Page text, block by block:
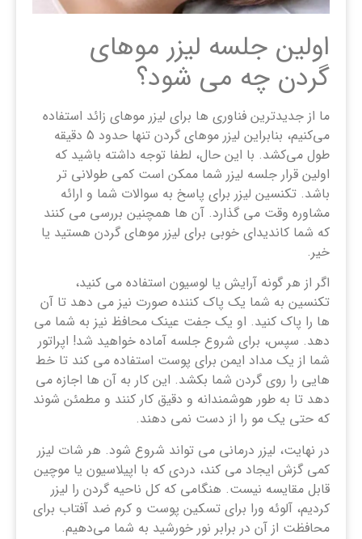
اولین جلسه لیزر موهای
گردن چه می شود؟
ما از جدیدترین فناوری‌ ها برای لیزر موهای زائد استفاده
می‌کنیم، بنابراین لیزر موهای گردن تنها حدود 5 دقیقه
طول می‌کشد. با این حال، لطفا توجه داشته باشید که
اولین قرار جلسه لیزر شما ممکن است کمی طولانی تر
باشد. تکنسین لیزر برای پاسخ به سوالات شما و ارائه
مشاوره وقت می گذارد. آن ها همچنین بررسی می کنند
که شما کاندیدای خوبی برای لیزر موهای گردن هستید یا
خیر.
اگر از هر گونه آرایش یا لوسیون استفاده می کنید،
تکنسین به شما یک پاک کننده صورت نیز می دهد تا آن
ها را پاک کنید. او یک جفت عینک محافظ نیز به شما می
دهد. سپس، برای شروع جلسه آماده خواهید شد! اپراتور
شما از یک مداد ایمن برای پوست استفاده می کند تا خط
هایی را روی گردن شما بکشد. این کار به آن ها اجازه می
دهد تا به طور هوشمندانه و دقیق کار کنند و مطمئن شوند
که حتی یک مو را از دست نمی دهند.
در نهایت، لیزر درمانی می تواند شروع شود. هر شات لیزر
کمی گزش ایجاد می کند، دردی که با اپیلاسیون یا موچین
قابل مقایسه نیست. هنگامی که کل ناحیه گردن را لیزر
کردیم، آلوئه ورا برای تسکین پوست و کرم ضد آفتاب برای
محافظت از آن در برابر نور خورشید به شما می‌دهیم.